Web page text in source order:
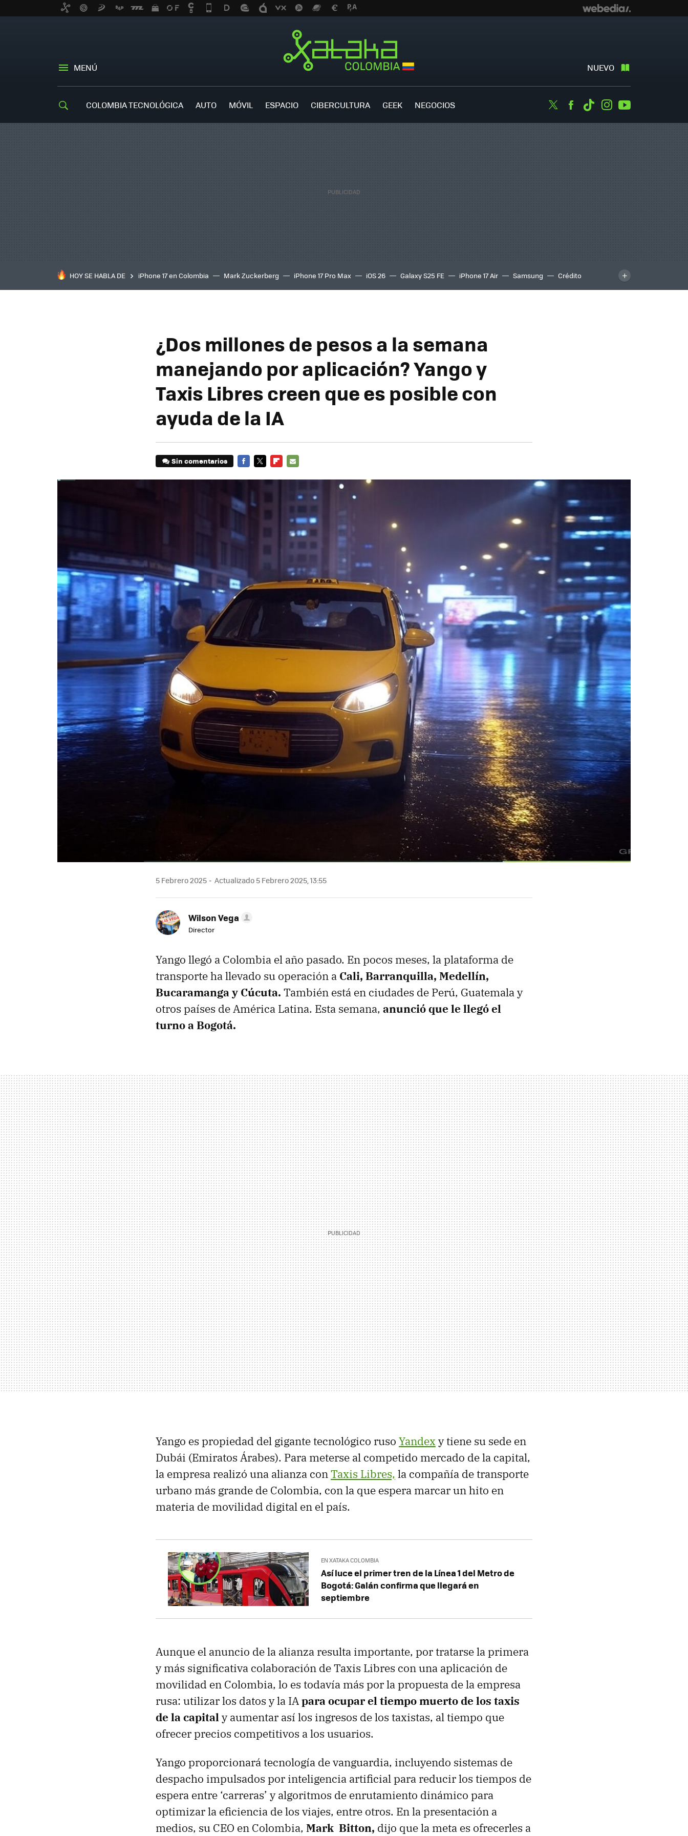
MENÚ NUEVO
COLOMBIA TECNOLÓGICA AUTO MÓVIL ESPACIO CIBERCULTURA GEEK NEGOCIOS TwitterFacebook
TiktokInstagram
HOY SE HABLA DE iPhone 17 en Colombia Mark Zuckerberg iPhone 17 Pro Max iOS 26 Galaxy S25 FE iPhone 17 Air Samsung
Crédito
inteligente
IA TCL C8K
¿Dos millones de pesos a la semana
manejando por aplicación? Yango y
Taxis Libres creen que es posible con
ayuda de la IA
Sin comentarios
5 Febrero 2025 Actualizado 5 Febrero 2025, 13:55
Wilson Vega
Director
Yango llegó a Colombia el año pasado. En pocos meses, la plataforma de
transporte ha llevado su operación a Cali, Barranquilla, Medellín,
Bucaramanga y Cúcuta. También está en ciudades de Perú, Guatemala y
otros países de América Latina. Esta semana, anunció que le llegó el
turno a Bogotá.
Yango es propiedad del gigante tecnológico ruso Yandexy tiene su sede en
Dubái (Emiratos Árabes). Para meterse al competido mercado de la capital,
la empresa realizó una alianza conTaxis Libres, la compañía de transporte
urbano más grande de Colombia, con la que espera marcar un hito en
materia de movilidad digital en el país.
EN XATAKA COLOMBIA
Así luce el primer tren de la Línea 1 del Metro de
Bogotá: Galán confirma que llegará en
septiembre
Aunque el anuncio de la alianza resulta importante, por tratarse la primera
y más significativa colaboración de Taxis Libres con una aplicación de
movilidad en Colombia, lo es todavía más por la propuesta de la empresa
rusa: utilizar los datos y la IApara ocupar el tiempo muerto de los taxis
de la capitaly aumentar así los ingresos de los taxistas, al tiempo que
ofrecer precios competitivos a los usuarios.
Yango proporcionará tecnología de vanguardia, incluyendo sistemas de
despacho impulsados por inteligencia artificial para reducir los tiempos de
espera entre ‘carreras’ y algoritmos de enrutamiento dinámico para
optimizar la eficiencia de los viajes, entre otros. En la presentación a
medios, su CEO en Colombia, Mark Bitton, dijo que la meta es ofrecerles a